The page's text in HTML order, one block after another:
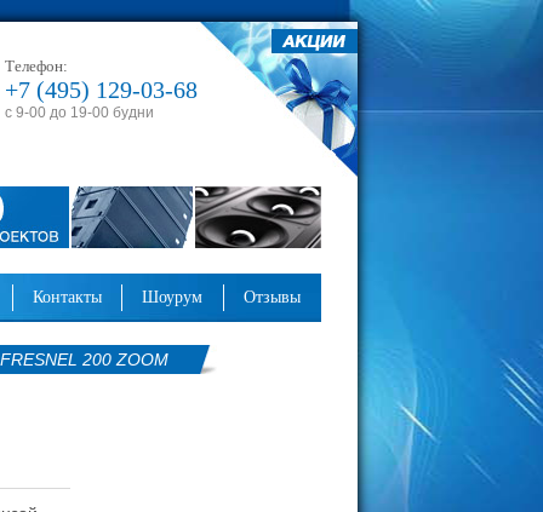
Телефон:
+7 (495) 129-03-68
с 9-00 до 19-00 будни
контакты шоурум отзывы
200 ZOOM